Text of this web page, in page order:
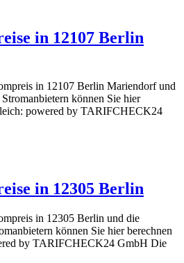
in 12107 Berlin
in 12107 Berlin Mariendorf und
können Sie hier
powered by TARIFCHECK24
in 12305 Berlin
in 12305 Berlin und die
können Sie hier berechnen
by TARIFCHECK24 GmbH Die